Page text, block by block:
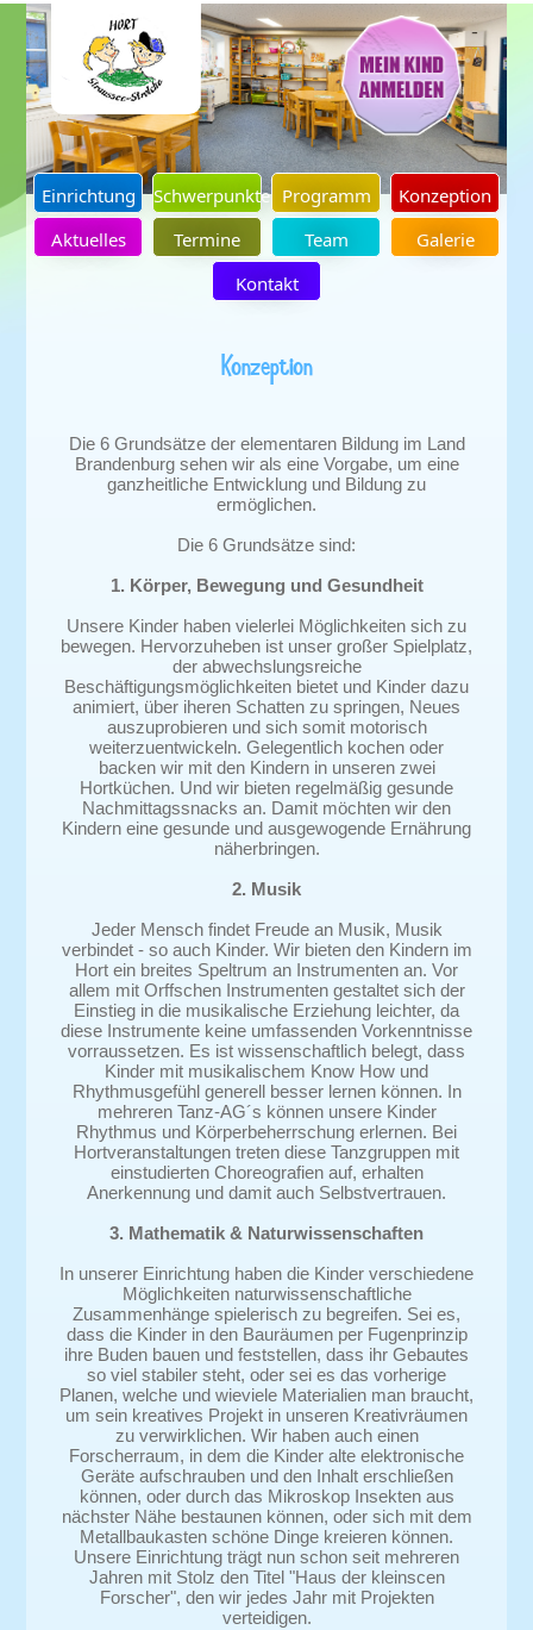
Einrichtung Schwerpunkte Programm
Konzeption
Aktuelles
Termine Team
Galerie
Kontakt
Konzeption
Die 6 Grundsätze der elementaren Bildung im Land
Brandenburg sehen wir als eine Vorgabe, um eine
ganzheitliche Entwicklung und Bildung zu
ermöglichen.
Die 6 Grundsätze sind:
1. Körper, Bewegung und Gesundheit
Unsere Kinder haben vielerlei Möglichkeiten sich zu
bewegen. Hervorzuheben ist unser großer Spielplatz,
der abwechslungsreiche
Beschäftigungsmöglichkeiten bietet und Kinder dazu
animiert, über iheren Schatten zu springen, Neues
auszuprobieren und sich somit motorisch
weiterzuentwickeln. Gelegentlich kochen oder
backen wir mit den Kindern in unseren zwei
Hortküchen. Und wir bieten regelmäßig gesunde
Nachmittagssnacks an. Damit möchten wir den
Kindern eine gesunde und ausgewogende Ernährung
näherbringen.
2. Musik
Jeder Mensch findet Freude an Musik, Musik
verbindet - so auch Kinder. Wir bieten den Kindern im
Hort ein breites Speltrum an Instrumenten an. Vor
allem mit Orffschen Instrumenten gestaltet sich der
Einstieg in die musikalische Erziehung leichter, da
diese Instrumente keine umfassenden Vorkenntnisse
vorraussetzen. Es ist wissenschaftlich belegt, dass
Kinder mit musikalischem Know How und
Rhythmusgefühl generell besser lernen können. In
mehreren Tanz-AG´s können unsere Kinder
Rhythmus und Körperbeherrschung erlernen. Bei
Hortveranstaltungen treten diese Tanzgruppen mit
einstudierten Choreografien auf, erhalten
Anerkennung und damit auch Selbstvertrauen.
3. Mathematik & Naturwissenschaften
In unserer Einrichtung haben die Kinder verschiedene
Möglichkeiten naturwissenschaftliche
Zusammenhänge spielerisch zu begreifen. Sei es,
dass die Kinder in den Bauräumen per Fugenprinzip
ihre Buden bauen und feststellen, dass ihr Gebautes
so viel stabiler steht, oder sei es das vorherige
Planen, welche und wieviele Materialien man braucht,
um sein kreatives Projekt in unseren Kreativräumen
zu verwirklichen. Wir haben auch einen
Forscherraum, in dem die Kinder alte elektronische
Geräte aufschrauben und den Inhalt erschließen
können, oder durch das Mikroskop Insekten aus
nächster Nähe bestaunen können, oder sich mit dem
Metallbaukasten schöne Dinge kreieren können.
Unsere Einrichtung trägt nun schon seit mehreren
Jahren mit Stolz den Titel "Haus der kleinscen
Forscher", den wir jedes Jahr mit Projekten
verteidigen.